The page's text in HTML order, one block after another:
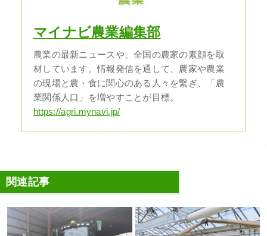
マイナビ農業編集部
農業の最新ニュースや、全国の農家の素顔を取
材しています。情報発信を通して、農家や農業
の現場と農・食に関心のある人々を繋ぎ、「農
業関係人口」を増やすことが目標。
https://agri.mynavi.jp/
関連記事